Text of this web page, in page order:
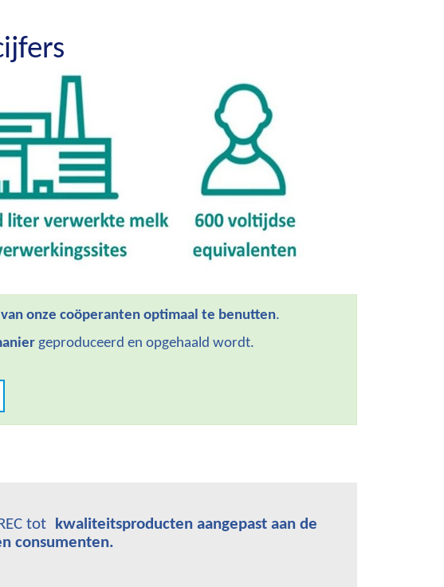
onze coöperanten optimaal te benutten.
geproduceerd en opgehaald wordt.
tot
kwaliteitsproducten aangepast aan de
consumenten.